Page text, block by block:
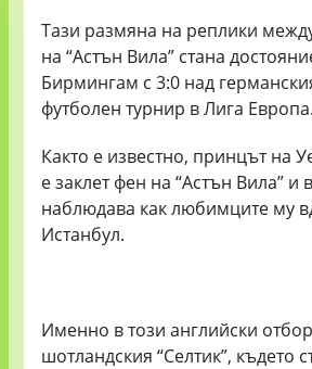
Тази размяна на реплики
на “Астън Вила” стана
Бирмингам с 3:0 над
футболен турнир в Лига Европа.
Както е известно, принцът на
е заклет фен на “Астън Вила” и
наблюдава как любимците му
Истанбул.
Именно в този английски
шотландския “Селтик”,